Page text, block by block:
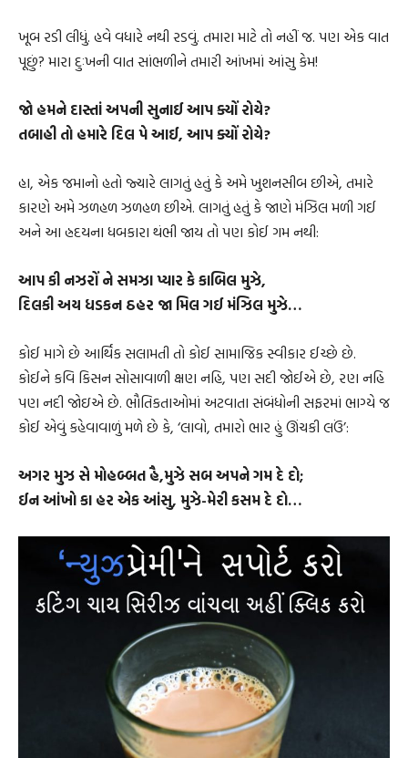
ખૂબ રડી લીધું. હવે વધારે નથી રડવું. તમારા માટે તો નહીં જ. પણ એક વાત
પૂછું? મારા દુઃખની વાત સાંભળીને તમારી આંખમાં આંસુ કેમ!
જો હમને દાસ્તાં અપની સુનાઈ આપ ક્યોં રોયે?
તબાહી તો હમારે દિલ પે આઈ, આપ ક્યોં રોયે?
હા, એક જમાનો હતો જ્યારે લાગતું હતું કે અમે ખુશનસીબ છીએ, તમારે
કારણે અમે ઝળહળ ઝળહળ છીએ. લાગતું હતું કે જાણે મંઝિલ મળી ગઈ
અને આ હ્રદયના ધબકારા થંભી જાય તો પણ કોઈ ગમ નથી:
આપ કી નઝરોં ને સમઝા પ્યાર કે કાબિલ મુઝે,
દિલકી અય ધડકન ઠહર જા મિલ ગઈ મંઝિલ મુઝે…
કોઈ માગે છે આર્થિક સલામતી તો કોઈ સામાજિક સ્વીકાર ઈચ્છે છે.
કોઈને કવિ કિસન સોસાવાળી ક્ષણ નહિ, પણ સદી જોઈએ છે, રણ નહિ
પણ નદી જોઇએ છે. ભૌતિકતાઓમાં અટવાતા સંબંધોની સફરમાં ભાગ્યે જ
કોઈ એવું કહેવાવાળું મળે છે કે, ‘લાવો, તમારો ભાર હું ઊંચકી લઉં’:
અગર મુઝ સે મોહબ્બત હૈ,મુઝે સબ અપને ગમ દે દો;
ઈન આંખો કા હર એક આંસુ, મુઝે-મેરી કસમ દે દો…